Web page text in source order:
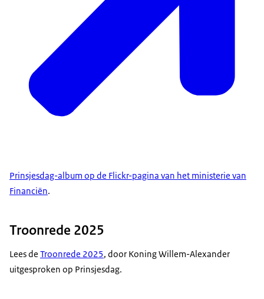
Prinsjesdag-album op de Flickr-pagina van het ministerie van
Financiën.
Troonrede 2025
Lees de Troonrede 2025, door Koning Willem-Alexander
uitgesproken op Prinsjesdag.